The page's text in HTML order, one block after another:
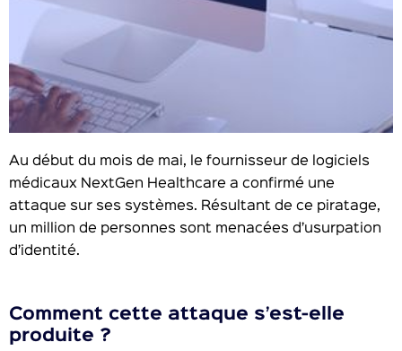
Au début du mois de mai, le fournisseur de logiciels
médicaux NextGen Healthcare a confirmé une
attaque sur ses systèmes. Résultant de ce piratage,
un million de personnes sont menacées d’usurpation
d’identité.
Comment cette attaque s’est-elle
produite ?